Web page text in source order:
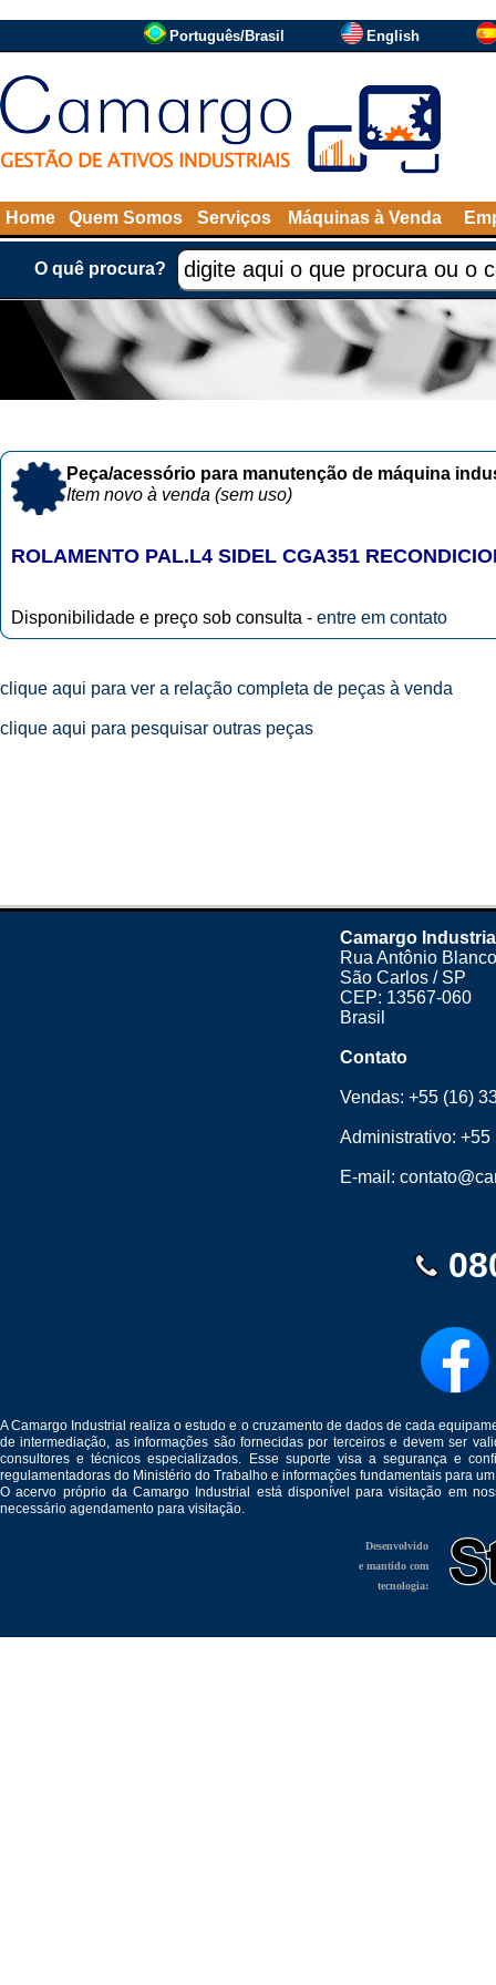
Português/Brasil English
Home Quem Somos Serviços Máquinas à Venda
O quê procura?
Peça/acessório para manutenção de máquina
Item novo à venda (sem uso)
ROLAMENTO PAL.L4 SIDEL CGA351
Disponibilidade e preço sob consulta - entre em contato
clique aqui para ver a relação completa de peças à venda
clique aqui para pesquisar outras peças
Camargo
Rua Antônio
São Carlos / SP
CEP: 13567-060
Brasil
Contato
Vendas:+55 (16)
Administrativo:+55
E-mail:
A Camargo Industrial realiza o estudo e o cruzamento de dados de cada
de intermediação, as informações são fornecidas por terceiros e devem ser
consultores e técnicos especializados. Esse suporte visa a segurança e
regulamentadoras do Ministério do Trabalho e informações fundamentais para
O acervo próprio da Camargo Industrial está disponível para visitação em
necessário agendamento para visitação.
Desenvolvido
e mantido com
tecnologia: